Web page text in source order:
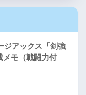
ジアックス「剣強
メモ（戦闘力付